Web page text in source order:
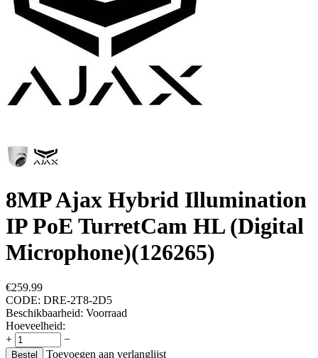
8MP Ajax Hybrid Illumination
IP PoE TurretCam HL (Digital
Microphone)(126265)
€259.99
CODE: DRE-2T8-2D5
Beschikbaarheid: Voorraad
Hoeveelheid:
+
−
Bestel Toevoegen aan verlanglijst